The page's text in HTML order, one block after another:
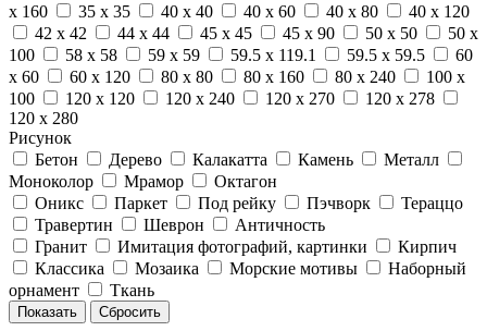
x 160
35 x 35 40 x 40 40 x 60 40 x 80
40 x 120
42 x 42
44 x 44 45 x 45 45 x 90 50 x 50
50 x
100
58 x 58 59 x 59 59.5 x 119.1 59.5 x 59.5
60
x 60
60 x 120 80 x 80 80 x 160 80 x 240
100 x
100
120 x 120 120 x 240 120 x 270
120 x 278
120 x 280
Рисунок
Бетон
Дерево Калакатта Камень
Металл
Моноколор
Мрамор
Октагон
Оникс
Паркет Под рейку Пэчворк
Тераццо
Травертин
Шеврон
Античность
Гранит
Имитация фотографий, картинки
Кирпич
Классика
Мозаика Морские мотивы
Наборный
орнамент
Ткань